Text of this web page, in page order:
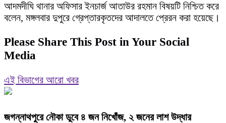
আদমদীঘি থানার অফিসার ইনচার্জ আতাউর রহমান বিষয়টি নিশ্চিত করে
বলেন, মঙ্গলবার দুপুরে গ্রেপ্তারকৃতদের আদালতে প্রেরন করা হয়েছে।
Please Share This Post in Your Social
Media
এই বিভাগের আরো খবর
জগন্নাথপুরে নৌকা ডুবে ৪ জন নিখোঁজ, ২ জনের লাশ উদ্ধার